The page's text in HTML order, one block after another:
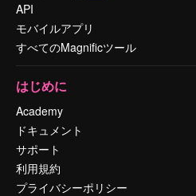
API
モバイルアプリ
すべてのMagnificツール
はじめに
Academy
ドキュメント
サポート
利用規約
プライバシーポリシー